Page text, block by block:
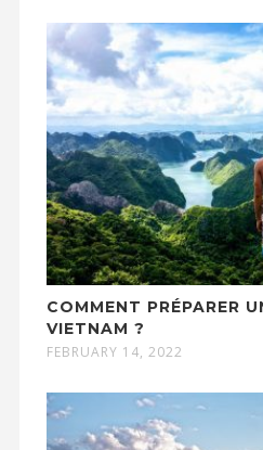
COMMENT PRÉPARER
VIETNAM ?
FEBRUARY 14, 2022